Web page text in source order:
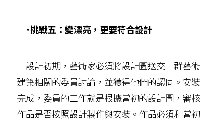
˙挑戰五：變漂亮，更要符合設計
設計初期，藝術家必須將設計圖送交一群藝術
建築相關的委員討論，並獲得他們的認同。安裝
完成，委員的工作就是根據當初的設計圖，審核
作品是否按照設計製作與安裝。作品必須和當初